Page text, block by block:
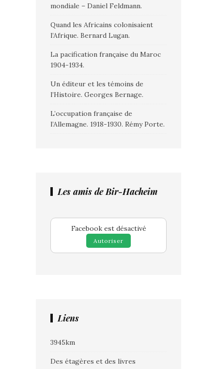
mondiale – Daniel Feldmann.
Quand les Africains colonisaient
l’Afrique. Bernard Lugan.
La pacification française du Maroc
1904-1934.
Un éditeur et les témoins de
l’Histoire. Georges Bernage.
L’occupation française de
l’Allemagne. 1918-1930. Rémy Porte.
Les amis de Bir-Hacheim
Facebook est désactivé
Autoriser
Liens
3945km
Des étagères et des livres